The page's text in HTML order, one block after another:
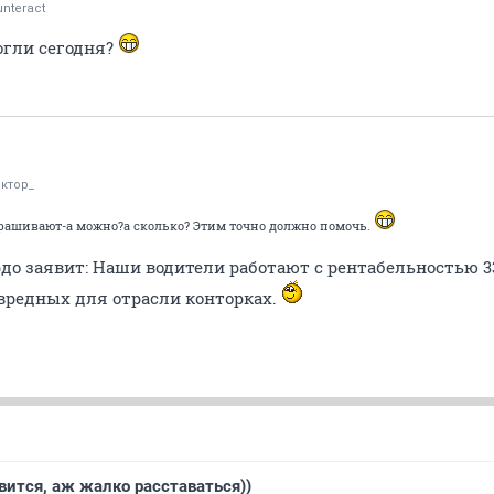
сегодня?
а можно?а сколько? Этим точно должно помочь.
заявит: Наши водители работают с рентабельностью
для отрасли конторках.
аж жалко расставаться))